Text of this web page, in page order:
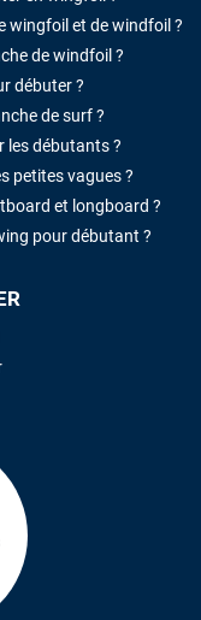
wingfoil et de windfoil ?
de windfoil ?
débuter ?
de surf ?
les débutants ?
petites vagues ?
et longboard ?
pour débutant ?